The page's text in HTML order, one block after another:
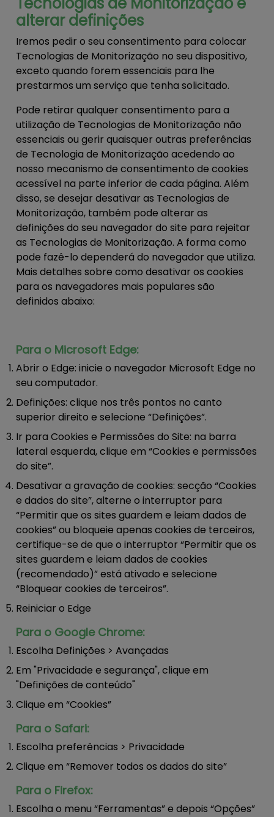
alterar definições
Iremos pedir o seu consentimento para colocar
Tecnologias de Monitorização no seu dispositivo,
exceto quando forem essenciais para lhe
prestarmos um serviço que tenha solicitado.
Pode retirar qualquer consentimento para a
utilização de Tecnologias de Monitorização não
essenciais ou gerir quaisquer outras preferências
de Tecnologia de Monitorização acedendo ao
nosso mecanismo de consentimento de cookies
acessível na parte inferior de cada página. Além
disso, se desejar desativar as Tecnologias de
Monitorização, também pode alterar as
definições do seu navegador do site para rejeitar
as Tecnologias de Monitorização. A forma como
pode fazê-lo dependerá do navegador que utiliza.
Mais detalhes sobre como desativar os cookies
para os navegadores mais populares são
definidos abaixo:
Para o Microsoft Edge:
Abrir o Edge: inicie o navegador Microsoft Edge no
seu computador.
Definições: clique nos três pontos no canto
superior direito e selecione “Definições”.
Ir para Cookies e Permissões do Site: na barra
lateral esquerda, clique em “Cookies e permissões
do site”.
Desativar a gravação de cookies: secção “Cookies
e dados do site”, alterne o interruptor para
“Permitir que os sites guardem e leiam dados de
cookies” ou bloqueie apenas cookies de terceiros,
certifique-se de que o interruptor “Permitir que os
sites guardem e leiam dados de cookies
(recomendado)” está ativado e selecione
“Bloquear cookies de terceiros”.
Reiniciar o Edge
Para o Google Chrome:
Escolha Definições > Avançadas
Em "Privacidade e segurança", clique em
"Definições de conteúdo"
Clique em “Cookies”
Para o Safari:
Escolha preferências > Privacidade
Clique em “Remover todos os dados do site”
Para o Firefox:
Escolha o menu “Ferramentas” e depois “Opções”